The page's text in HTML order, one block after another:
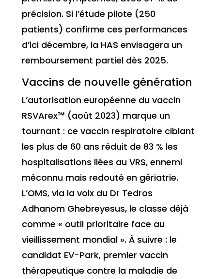
précision. Si l’étude pilote (250
patients) confirme ces performances
d’ici décembre, la HAS envisagera un
remboursement partiel dès 2025.
Vaccins de nouvelle génération
L’autorisation européenne du vaccin
RSVArex™ (août 2023) marque un
tournant : ce vaccin respiratoire ciblant
les plus de 60 ans réduit de 83 % les
hospitalisations liées au VRS, ennemi
méconnu mais redouté en gériatrie.
L’OMS, via la voix du Dr Tedros
Adhanom Ghebreyesus, le classe déjà
comme « outil prioritaire face au
vieillissement mondial ». À suivre : le
candidat EV-Park, premier vaccin
thérapeutique contre la maladie de